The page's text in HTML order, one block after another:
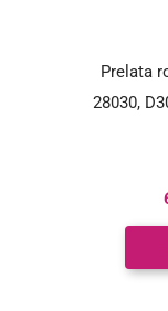
Prelata
28030,